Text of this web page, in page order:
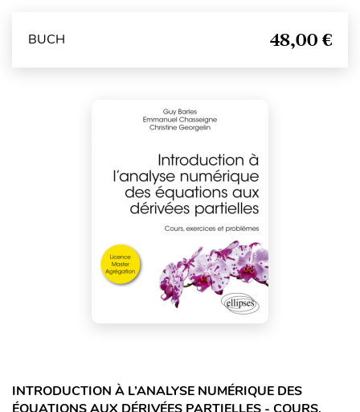
BUCH 48,00 €
INTRODUCTION À L’ANALYSE NUMÉRIQUE DES